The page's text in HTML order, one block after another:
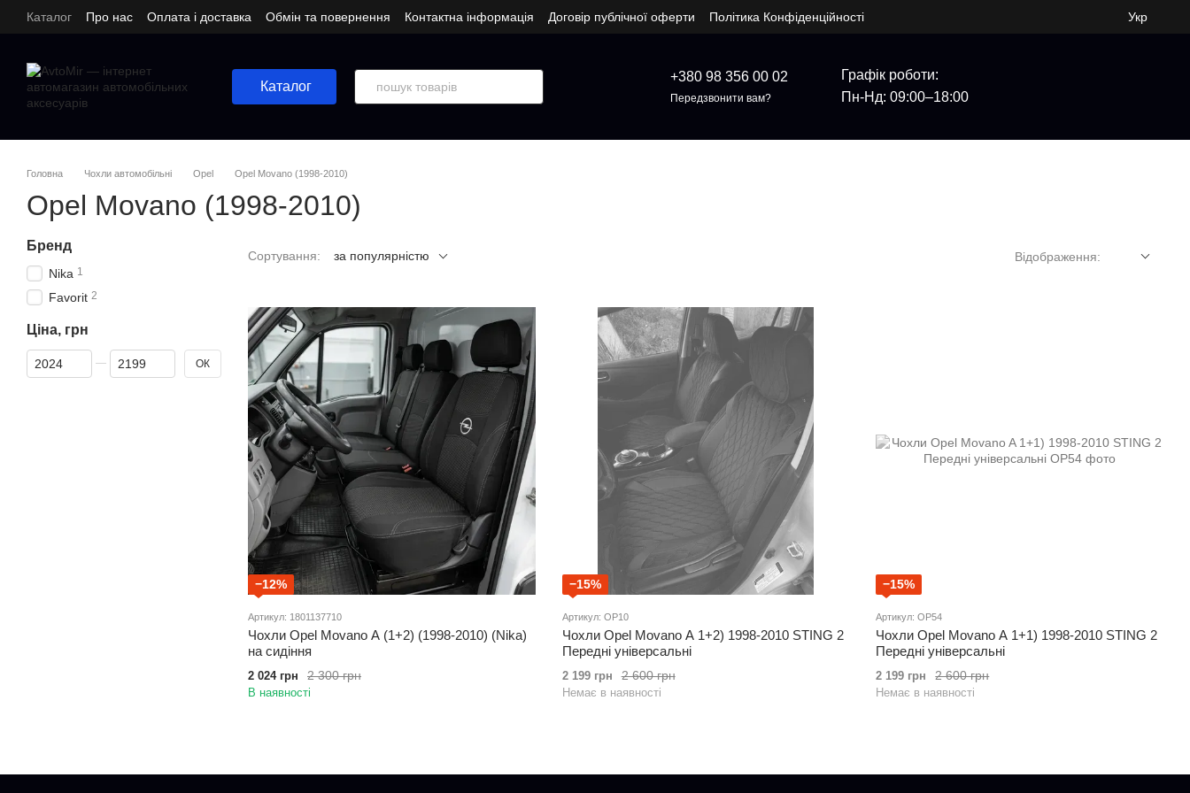
Перейти до основного контенту
Каталог Про нас Оплата і доставка Обмін та повернення Контактна інформація Договір публічної оферти Політика Конфіденційності Укр
Каталог
+380 98 356 00 02
Передзвонити вам?
Графік роботи:
Пн-Нд: 09:00–18:00
Головна Чохли автомобільні Opel Opel Movano (1998-2010)
Opel Movano (1998-2010)
Сортування: за популярністю Відображення:
−12%
Артикул: 1801137710
Чохли Opel Movano A (1+2) (1998-2010) (Nika)
на сидіння
2 300 грн
2 024 грн
В наявності
−15%
Артикул: OP10
Чохли Opel Movano A 1+2) 1998-2010 STING 2
Передні універсальні
2 600 грн
2 199 грн
Немає в наявності
−15%
Артикул: OP54
Чохли Opel Movano A 1+1) 1998-2010 STING 2
Передні універсальні
2 600 грн
2 199 грн
Немає в наявності
Бренд
Nika 1
Favorit 2
Ціна, грн
Від Ціна, грн
До Ціна, грн ОК